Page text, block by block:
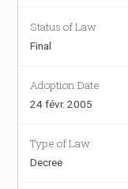
Status of Law
Final
Adoption Date
24 févr. 2005
Type of Law
Decree